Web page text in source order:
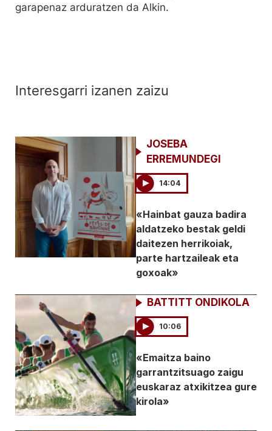
garapenaz arduratzen da Alkin.
Interesgarri izanen zaizu
JOSEBA
ERREMUNDEGI
14:04
«Hainbat gauza badira
aldatzeko bestak geldi
daitezen herrikoiak,
parte hartzaileak eta
goxoak»
BATTITT ONDIKOLA
10:06
«Emaitza baino
garrantzitsuago zaigu
euskaraz atxikitzea gure
kirola»